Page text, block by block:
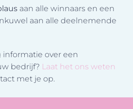
aan alle winnaars en een
aan alle deelnemende
over een
bedrijf? Laat het ons weten
met je op.